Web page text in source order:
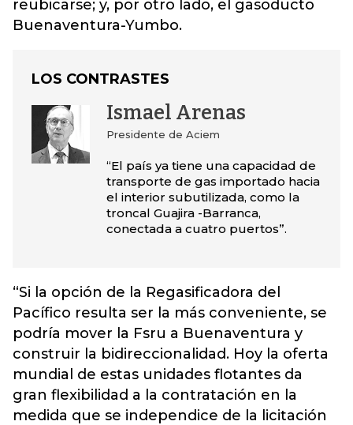
reubicarse; y, por otro lado, el gasoducto
Buenaventura-Yumbo.
LOS CONTRASTES
Ismael Arenas
Presidente de Aciem
“El país ya tiene una capacidad de
transporte de gas importado hacia
el interior subutilizada, como la
troncal Guajira -Barranca,
conectada a cuatro puertos”.
“Si la opción de la Regasificadora del
Pacífico resulta ser la más conveniente, se
podría mover la Fsru a Buenaventura y
construir la bidireccionalidad. Hoy la oferta
mundial de estas unidades flotantes da
gran flexibilidad a la contratación en la
medida que se independice de la licitación